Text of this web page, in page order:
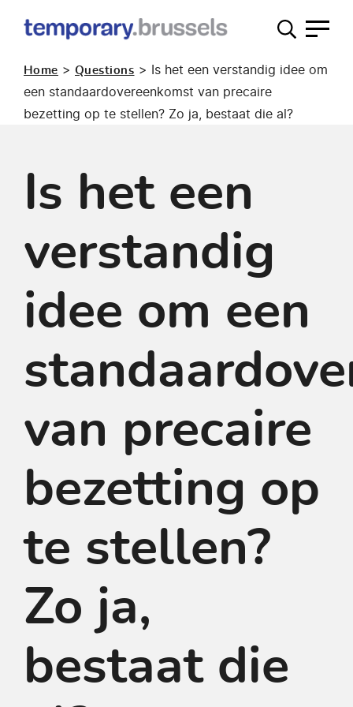
tijdelijk
Home > Questions > Is het een verstandig idee om
een standaardovereenkomst van precaire
bezetting op te stellen? Zo ja, bestaat die al?
Is het een
verstandig
idee om een
van precaire
bezetting op
te stellen?
Zo ja,
bestaat die